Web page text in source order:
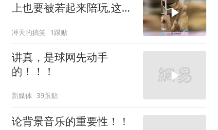
上也要被若起来陪玩,这日
冲天的搞笑 1跟贴
讲真，是球网先动手
的！！！
新媒体 39跟贴
论背景音乐的重要性！！